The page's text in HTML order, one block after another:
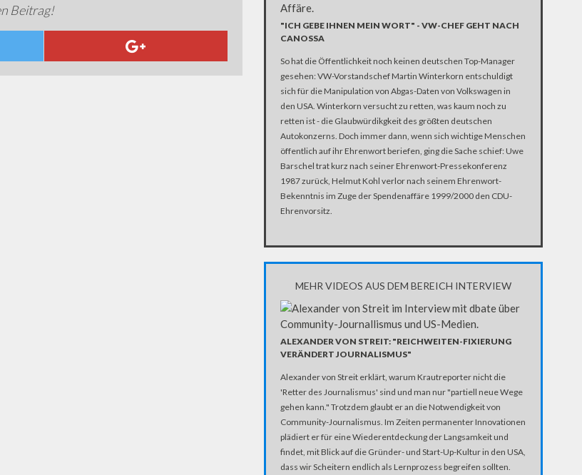
Beitrag!
"ICH GEBE IHNEN MEIN WORT" - VW-CHEF GEHT NACH
CANOSSA
So hat die Öffentlichkeit noch keinen deutschen Top-Manager
gesehen: VW-Vorstandschef Martin Winterkorn entschuldigt
sich für die Manipulation von Abgas-Daten von Volkswagen in
den USA. Winterkorn versucht zu retten, was kaum noch zu
retten ist - die Glaubwürdikgkeit des größten deutschen
Autokonzerns. Doch immer dann, wenn sich wichtige Menschen
öffentlich auf ihr Ehrenwort beriefen, ging die Sache schief: Uwe
Barschel trat kurz nach seiner Ehrenwort-Pressekonferenz
1987 zurück, Helmut Kohl verlor nach seinem Ehrenwort-
Bekenntnis im Zuge der Spendenaffäre 1999/2000 den CDU-
Ehrenvorsitz.
MEHR VIDEOS AUS DEM BEREICH INTERVIEW
ALEXANDER VON STREIT: "REICHWEITEN-FIXIERUNG
VERÄNDERT JOURNALISMUS"
Alexander von Streit erklärt, warum Krautreporter nicht die
'Retter des Journalismus' sind und man nur "partiell neue Wege
gehen kann." Trotzdem glaubt er an die Notwendigkeit von
Community-Journalismus. Im Zeiten permanenter Innovationen
plädiert er für eine Wiederentdeckung der Langsamkeit und
findet, mit Blick auf die Gründer- und Start-Up-Kultur in den USA,
dass wir Scheitern endlich als Lernprozess begreifen sollten.